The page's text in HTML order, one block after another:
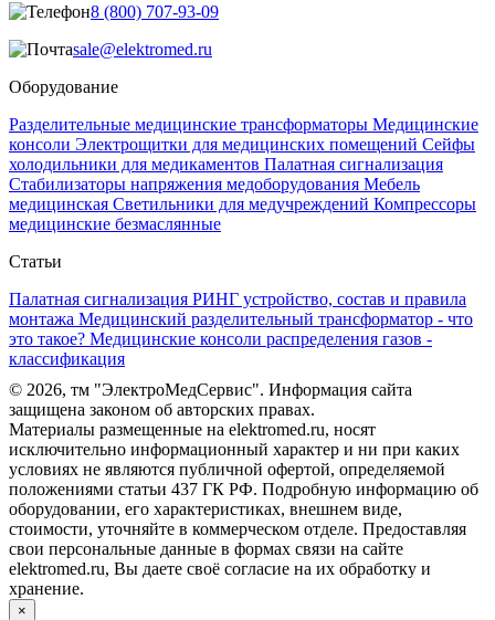
8 (800) 707-93-09
sale@elektromed.ru
Оборудование
Разделительные медицинские трансформаторы Медицинские
консоли Электрощитки для медицинских помещений Cейфы
холодильники для медикаментов Палатная сигнализация
Стабилизаторы напряжения медоборудования Мебель
медицинская Светильники для медучреждений Компрессоры
медицинские безмаслянные
Статьи
Палатная сигнализация РИНГ устройство, состав и правила
монтажа Медицинский разделительный трансформатор - что
это такое? Медицинские консоли распределения газов -
классификация
© 2026, тм "ЭлектроМедСервис". Информация сайта
защищена законом об авторских правах.
Материалы размещенные на elektromed.ru, носят
исключительно информационный характер и ни при каких
условиях не являются публичной офертой, определяемой
положениями cтатьи 437 ГК РФ. Подробную информацию об
оборудовании, его характеристиках, внешнем виде,
стоимости, уточняйте в коммерческом отделе. Предоставляя
свои персональные данные в формах связи на сайте
elektromed.ru, Вы даете своё согласие на их обработку и
хранение.
×